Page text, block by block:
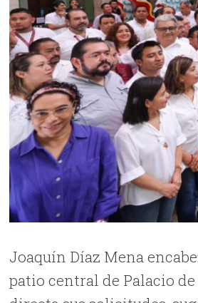
Joaquín Díaz Mena
patio central de Palacio